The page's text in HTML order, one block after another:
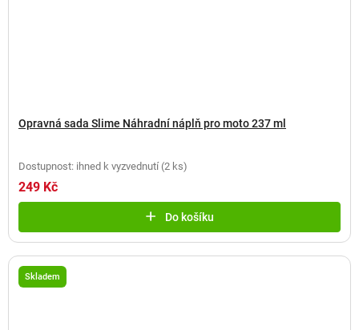
Opravná sada Slime Náhradní náplň pro moto 237 ml
Dostupnost: ihned k vyzvednutí (2 ks)
249 Kč
Do košíku
Skladem